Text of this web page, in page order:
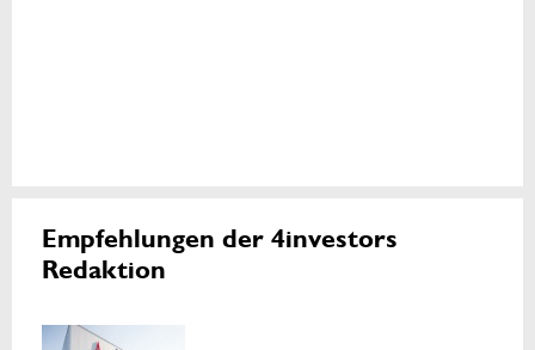
Empfehlungen der 4investors
Redaktion